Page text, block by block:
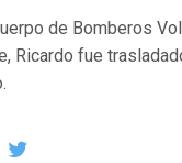
de Bomberos
Ricardo fue